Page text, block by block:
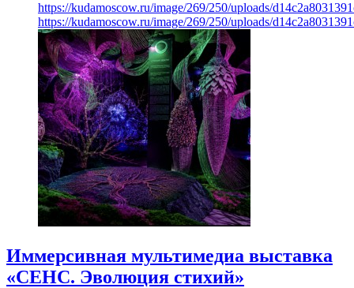
https://kudamoscow.ru/image/269/250/uploads/
https://kudamoscow.ru/image/269/250/uploads/
Иммерсивная мультимедиа выставка
«СЕНС. Эволюция стихий»